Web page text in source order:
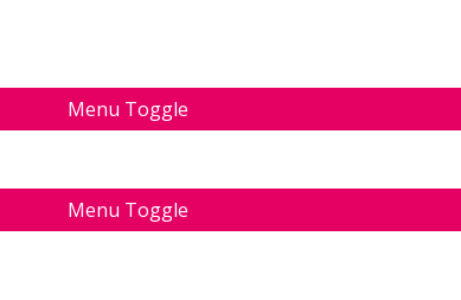
Menu Toggle
Menu Toggle